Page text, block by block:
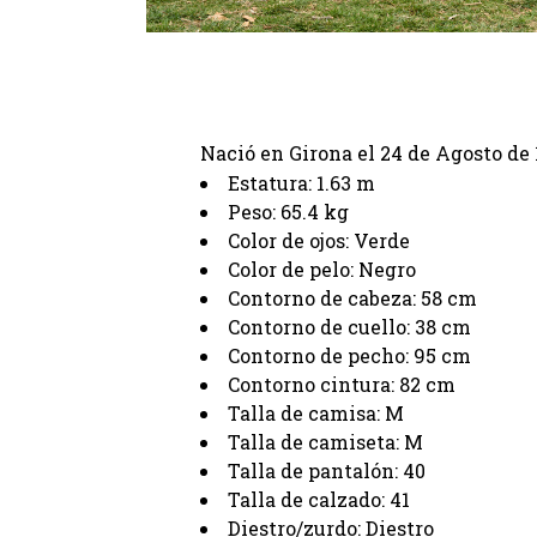
Nació en Girona el 24 de Agosto de
Estatura: 1.63 m
Peso: 65.4 kg
Color de ojos: Verde
Color de pelo: Negro
Contorno de cabeza: 58 cm
Contorno de cuello: 38 cm
Contorno de pecho: 95 cm
Contorno cintura: 82 cm
Talla de camisa: M
Talla de camiseta: M
Talla de pantalón: 40
Talla de calzado: 41
Diestro/zurdo: Diestro